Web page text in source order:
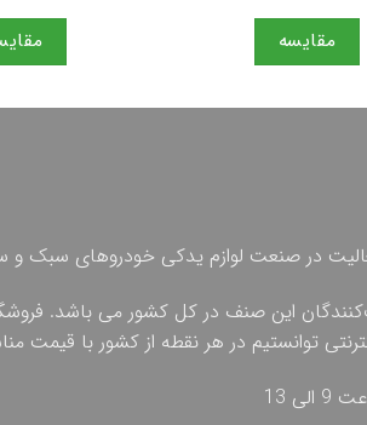
مقایسه
در صنعت لوازم یدکی خودروهای سبک
این صنف در کل کشور می باشد. فروشگاه
توانستیم در هر نقطه از کشور با